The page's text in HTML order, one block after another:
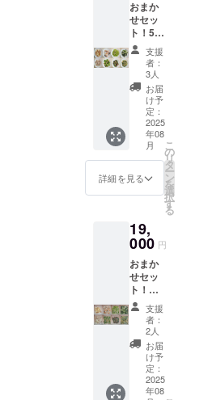
認くだ
さい。
ミック
ス 詰め
合わ
せ ※原
材料及
び添加
物等の
食品表
示はお
届け商
品のラ
ベルに
表記さ
れま
必ずお
届けの
リター
ンに貼
付され
たラベ
ルや注
意書き
をご確
認くだ
さい。
おまか
せセッ
ト！500
ｇ
×40PC
【商
品A～H
まで各
5P】
or 250
×80PC
【商
品A～H
まで各
10P】
材ミッ
クス 詰
め合わ
せ ※原
材料及
び添加
物等の
食品表
示はお
届け商
品のラ
ベルに
表記さ
れま
支援
者：
3人
お届
け予
定：
2025
年08
月
詳細を見る
こ
の
リ
タ
ー
ン
を
選
択
す
る
19,
000 円
おまか
せセッ
ト！
【配送3
回まで
分納
可】500
×40PC
【商
品A～H
支援
者：
2人
お届
け予
定：
2025
年08